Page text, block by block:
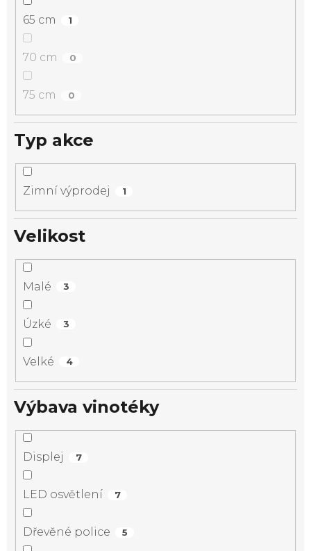
65 cm 1
70 cm 0
75 cm 0
Typ akce
Zimní výprodej 1
Velikost
Malé 3
Úzké 3
Velké 4
Výbava vinotéky
Displej 7
LED osvětlení 7
Dřevěné police 5